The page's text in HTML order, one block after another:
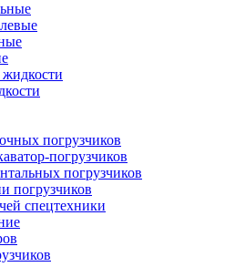
погрузчиков
погрузчиков
погрузчиков
погрузчиков
спецтехники